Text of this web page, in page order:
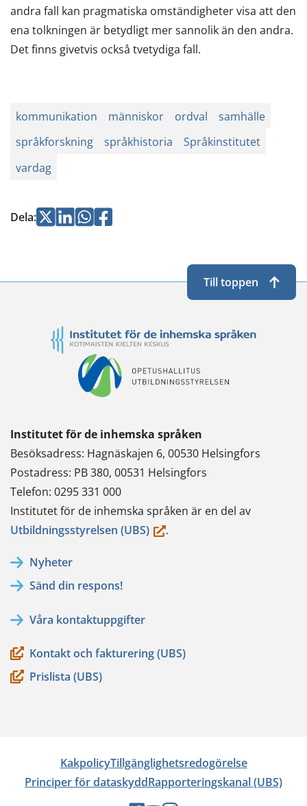
andra fall kan pragmatiska omständigheter visa att den
ena tolkningen är betydligt mer sannolik än den andra.
Det finns givetvis också tvetydiga fall.
kommunikation människor ordval
samhälle
språkforskning
språkhistoria
Språkinstitutet
vardag
Dela:Jaa Jaa Jaa
Jaa
Institutet för de inhemska språken
Besöksadress: Hagnäskajen 6, 00530 Helsingfors
Postadress: PB 380, 00531 Helsingfors
Telefon: 0295 331 000
Institutet för de inhemska språken är en del av
Utbildningsstyrelsen (UBS)(du.
Nyheter
Sänd din respons!
Våra kontaktuppgifter
Kontakt och fakturering (UBS)
Prislista (UBS)
KakpolicyTillgänglighetsredogörelse
Principer för dataskyddRapporteringskanal (UBS)
Till toppen